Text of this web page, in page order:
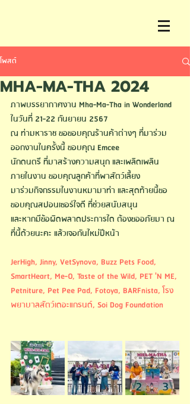
โพสต์
MHA-MA-THA 2024
ภาพบรรยากาศงาน Mha-Ma-Tha in Wonderland
ในวันที่ 21-22 กันยายน 2567
ณ ท่ามหาราช ขอขอบคุณร้านค้าต่างๆ ที่มาร่วม
ออกงานในครั้งนี้ ขอบคุณ Emcee
นักดนตรี ที่มาสร้างความสนุก และเพลิดเพลิน
ภายในงาน ขอบคุณลูกค้าที่พาสัตว์เลี้ยง
มาร่วมกิจกรรมในงานหมามาท่า และสุดท้ายนี้ขอ
ขอบคุณสปอนเซอร์ใจดี ที่ช่วยสนับสนุน
และหากมีข้อผิดพลาดประการใด ต้องขออภัยมา ณ
ที่นี้ด้วยนะคะ แล้วเจอกันใหม่ปีหน้า
JerHigh, Jinny, VetSynova, Buzz Pets Food,
SmartHeart, Me-O, Taste of the Wild, PET 'N ME,
Petniture, Pet Pee Pad, Fotoya, BARFnista, โรง
พยาบาลสัตว์เดอะแกรนด์, Soi Dog Foundation